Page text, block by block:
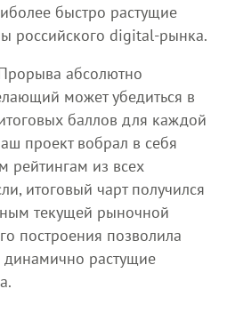
быстро растущие
российского digital-рынка.
абсолютно
может убедиться в
баллов для каждой
проект вобрал в себя
рейтингам из всех
итоговый чарт получился
текущей рыночной
построения позволила
динамично растущие